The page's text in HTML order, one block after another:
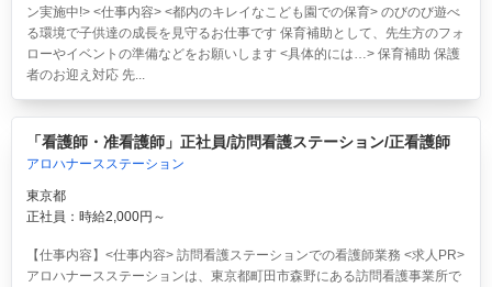
ン実施中!> <仕事内容> <都内のキレイなこども園での保育> のびのび遊べ
る環境で子供達の成長を見守るお仕事です 保育補助として、先生方のフォ
ローやイベントの準備などをお願いします <具体的には…> 保育補助 保護
者のお迎え対応 先...
「看護師・准看護師」正社員/訪問看護ステーション/正看護師
アロハナースステーション
東京都
正社員：時給2,000円～
【仕事内容】<仕事内容> 訪問看護ステーションでの看護師業務 <求人PR>
アロハナースステーションは、東京都町田市森野にある訪問看護事業所で